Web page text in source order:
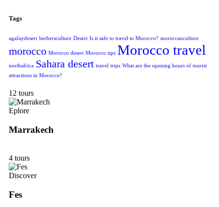
Tags
agafaydesert berbersculture Desert Is it safe to travel to Morocco? moroccanculture
morocco Morocco desert Morocco tips Morocco travel
northafrica Sahara desert travel trips What are the opening hours of tourist
attractions in Morocco?
12 tours
Eplore
Marrakech
4 tours
Discover
Fes